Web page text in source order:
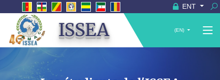
ENT
ISSEA (EN)